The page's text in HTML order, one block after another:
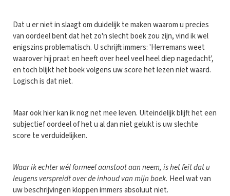
Dat u er niet in slaagt om duidelijk te maken waarom u precies
van oordeel bent dat het zo'n slecht boek zou zijn, vind ik wel
enigszins problematisch. U schrijft immers: 'Herremans weet
waarover hij praat en heeft over heel veel heel diep nagedacht',
en toch blijkt het boek volgens uw score het lezen niet waard.
Logisch is dat niet.
Maar ook hier kan ik nog net mee leven. Uiteindelijk blijft het een
subjectief oordeel of het u al dan niet gelukt is uw slechte
score te verduidelijken.
Waar ik echter wél formeel aanstoot aan neem, is het feit dat u
leugens verspreidt over de inhoud van mijn boek. Heel wat van
uw beschrijvingen kloppen immers absoluut niet.